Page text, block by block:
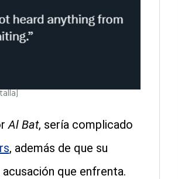
Al Bat, sería complicado
, además de que su
que enfrenta.